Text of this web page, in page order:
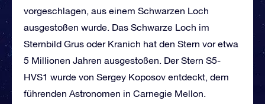
vorgeschlagen, aus einem Schwarzen Loch
ausgestoßen wurde. Das Schwarze Loch im
Sternbild Grus oder Kranich hat den Stern vor etwa
5 Millionen Jahren ausgestoßen. Der Stern S5-
HVS1 wurde von Sergey Koposov entdeckt, dem
führenden Astronomen in Carnegie Mellon.